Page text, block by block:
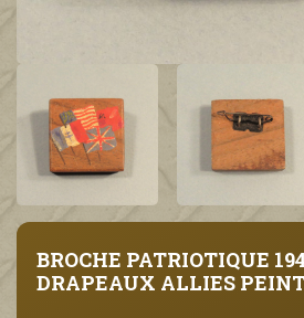
BROCHE PATRIOTIQUE
DRAPEAUX ALLIES